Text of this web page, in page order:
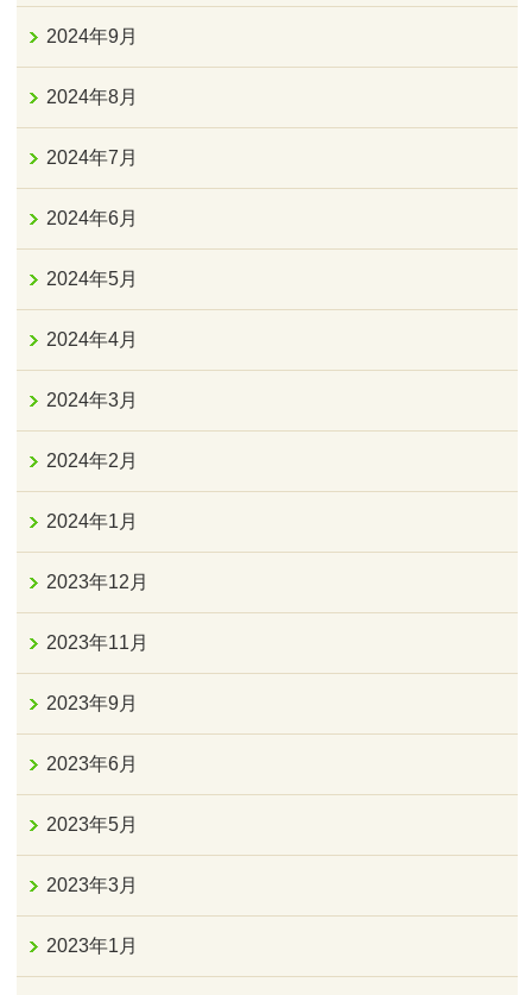
2024年9月
2024年8月
2024年7月
2024年6月
2024年5月
2024年4月
2024年3月
2024年2月
2024年1月
2023年12月
2023年11月
2023年9月
2023年6月
2023年5月
2023年3月
2023年1月